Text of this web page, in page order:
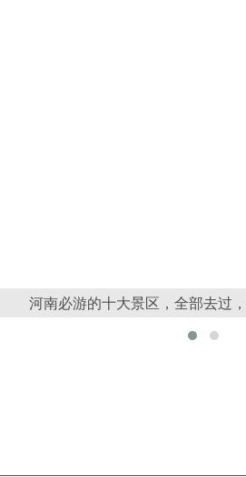
河南必游的十大景区，全部去过